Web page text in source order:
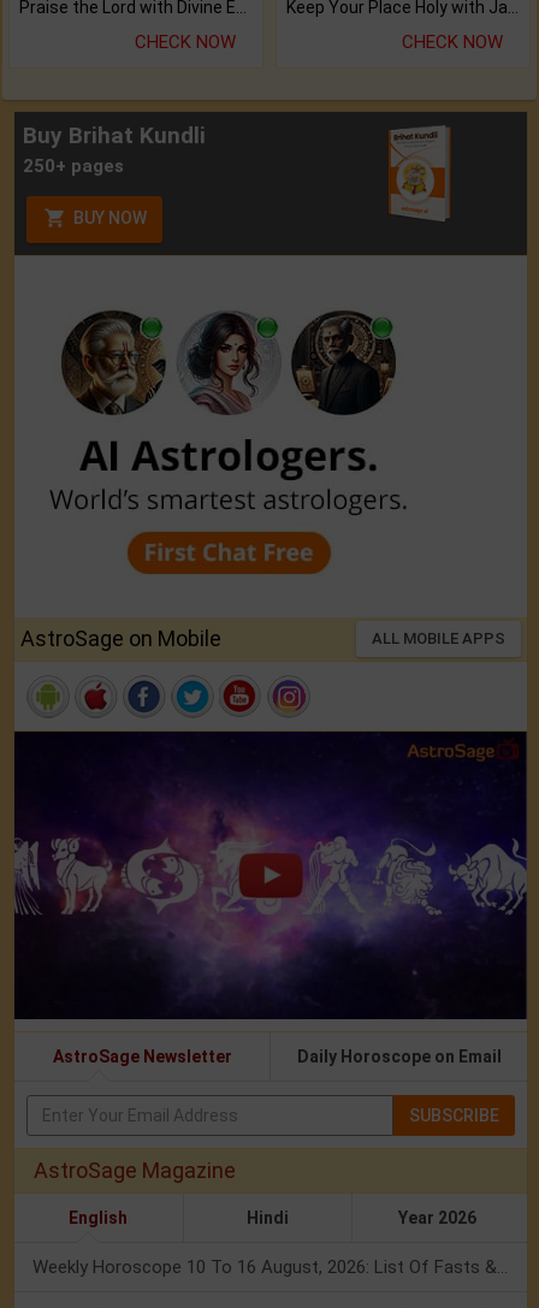
CHECK NOW CHECK NOW
Buy Brihat Kundli
250+ pages
BUY NOW
AstroSage on Mobile ALL MOBILE APPS
AstroSage Newsletter Daily Horoscope on Email
SUBSCRIBE
AstroSage Magazine
English Hindi Year 2026
Weekly Horoscope 10 To 16 August, 2026: List Of Fasts & Festivals